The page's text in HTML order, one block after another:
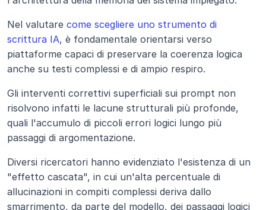
Nel valutare come scegliere uno strumento di
scrittura IA, è fondamentale orientarsi verso
piattaforme capaci di preservare la coerenza logica
anche su testi complessi e di ampio respiro.
Gli interventi correttivi superficiali sui prompt non
risolvono infatti le lacune strutturali più profonde,
quali l'accumulo di piccoli errori logici lungo più
passaggi di argomentazione.
Diversi ricercatori hanno evidenziato l'esistenza di un
"effetto cascata", in cui un'alta percentuale di
allucinazioni in compiti complessi deriva dallo
smarrimento, da parte del modello, dei passaggi logici